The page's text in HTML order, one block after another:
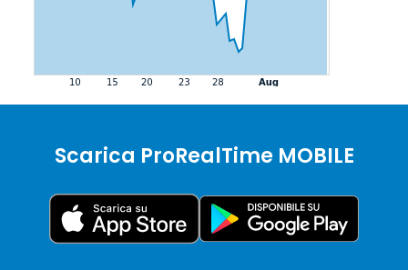
Scarica ProRealTime MOBILE